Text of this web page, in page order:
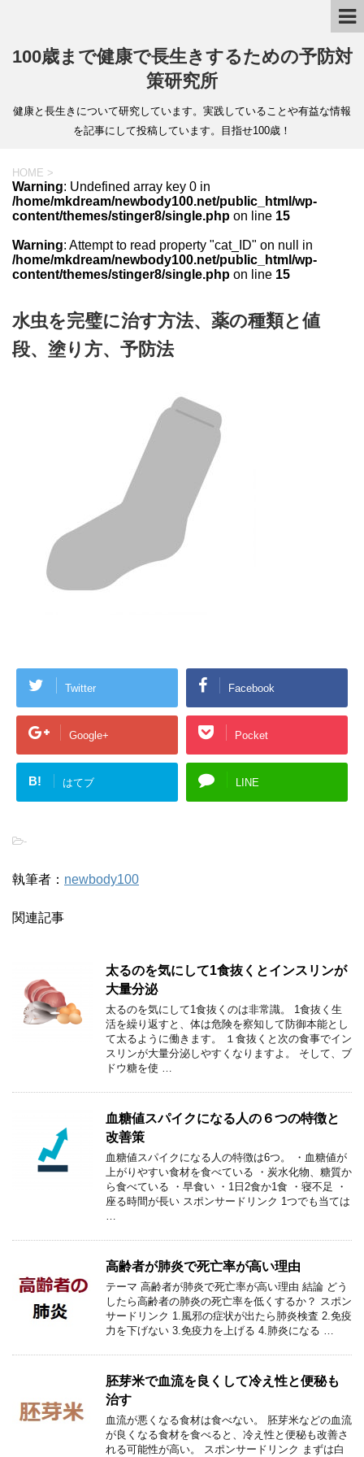
100歳まで健康で長生きするための予防対
策研究所
健康と長生きについて研究しています。実践していることや有益な情報
を記事にして投稿しています。目指せ100歳！
HOME >
Warning: Undefined array key 0 in
/home/mkdream/newbody100.net/public_html/wp-
content/themes/stinger8/single.php on line 15
Warning: Attempt to read property "cat_ID" on null in
/home/mkdream/newbody100.net/public_html/wp-
content/themes/stinger8/single.php on line 15
水虫を完璧に治す方法、薬の種類と値
段、塗り方、予防法
Twitter Facebook
Google+ Pocket
B! はてブ LINE
-
執筆者： newbody100
関連記事
太るのを気にして1食抜くとインスリンが
大量分泌
太るのを気にして1食抜くのは非常識。 1食抜く生
活を繰り返すと、体は危険を察知して防御本能とし
て太るように働きます。 １食抜くと次の食事でイン
スリンが大量分泌しやすくなりますよ。 そして、ブ
ドウ糖を使 …
血糖値スパイクになる人の６つの特徴と
改善策
血糖値スパイクになる人の特徴は6つ。 ・血糖値が
上がりやすい食材を食べている ・炭水化物、糖質か
ら食べている ・早食い ・1日2食か1食 ・寝不足 ・
座る時間が長い スポンサードリンク 1つでも当ては
…
高齢者が肺炎で死亡率が高い理由
テーマ 高齢者が肺炎で死亡率が高い理由 結論 どう
したら高齢者の肺炎の死亡率を低くするか？ スポン
サードリンク 1.風邪の症状が出たら肺炎検査 2.免疫
力を下げない 3.免疫力を上げる 4.肺炎になる …
胚芽米で血流を良くして冷え性と便秘も
治す
血流が悪くなる食材は食べない。 胚芽米などの血流
が良くなる食材を食べると、冷え性と便秘も改善さ
れる可能性が高い。 スポンサードリンク まずは白